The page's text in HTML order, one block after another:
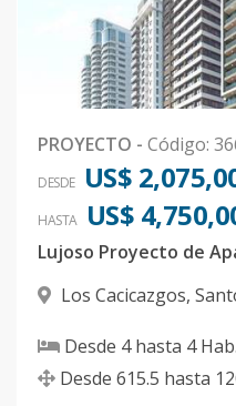
PROYECTO - Código:
DESDE US$
HASTA US$
Los Cacicazgos,
Desde 4 hasta 4Hab.
Desde 615.5 hasta